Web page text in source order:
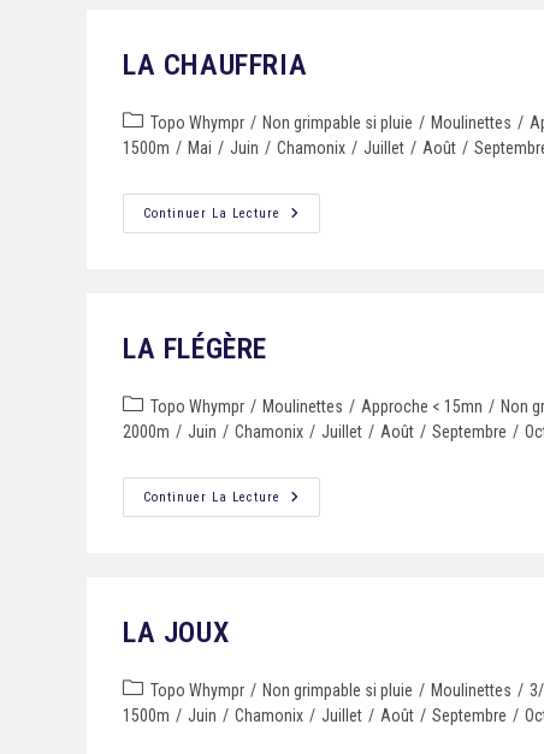
LA CHAUFFRIA
Topo Whympr / Non grimpable si pluie / Moulinettes /
1500m / Mai / Juin / Chamonix / Juillet / Août /
Continuer La Lecture
LA FLÉGÈRE
Topo Whympr / Moulinettes / Approche < 15mn / Non
2000m / Juin / Chamonix / Juillet / Août / Septembre /
Continuer La Lecture
LA JOUX
Topo Whympr / Non grimpable si pluie / Moulinettes /
1500m / Juin / Chamonix / Juillet / Août / Septembre /
Mentions Légales